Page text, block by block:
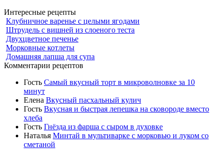
Интересные рецепты
Клубничное варенье с целыми ягодами
Штрудель с вишней из слоеного теста
Двухцветное печенье
Морковные котлеты
Домашняя лапша для супа
Комментарии рецептов
Гость Самый вкусный торт в микроволновке за 10
минут
Елена Вкусный пасхальный кулич
Гость Вкусная и быстрая лепешка на сковороде вместо
хлеба
Гость Гнёзда из фарша с сыром в духовке
Наталья Минтай в мультиварке с морковью и луком со
сметаной